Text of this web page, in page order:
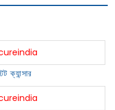
ক্যান্সার